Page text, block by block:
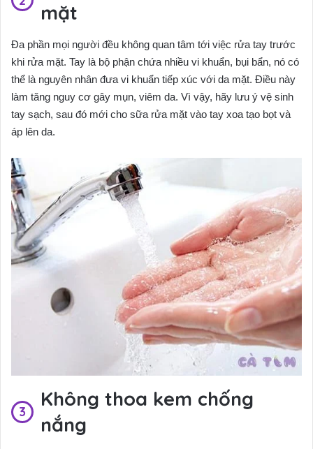
mặt
Đa phần mọi người đều không quan tâm tới việc rửa tay trước
khi rửa mặt. Tay là bộ phận chứa nhiều vi khuẩn, bụi bẩn, nó có
thể là nguyên nhân đưa vi khuẩn tiếp xúc với da mặt. Điều này
làm tăng nguy cơ gây mụn, viêm da. Vì vậy, hãy lưu ý vệ sinh
tay sạch, sau đó mới cho sữa rửa mặt vào tay xoa tạo bọt và
áp lên da.
Không thoa kem chống
nắng